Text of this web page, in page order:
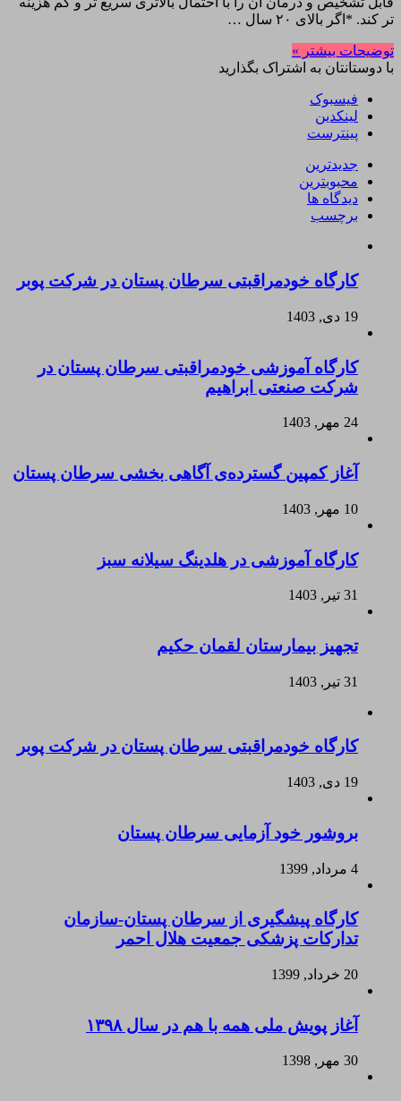
تر کند. *اگر بالای ۲۰ سال …
توضیحات بیشتر »
با دوستانتان به اشتراک بگذارید
فیسبوک
لینکدین
پینترست
جدیدترین
محبوبترین
دیدگاه ها
برچسب
کارگاه خودمراقبتی سرطان پستان در شرکت پوبر
19 دی, 1403
کارگاه آموزشی خودمراقبتی سرطان پستان در
شرکت صنعتی ابراهیم
24 مهر, 1403
آغاز کمپین گسترده‌ی آگاهی بخشی سرطان پستان
10 مهر, 1403
کارگاه آموزشی در هلدینگ سیلانه سبز
31 تیر, 1403
تجهیز بیمارستان لقمان حکیم
31 تیر, 1403
کارگاه خودمراقبتی سرطان پستان در شرکت پوبر
19 دی, 1403
بروشور خود آزمایی سرطان پستان
4 مرداد, 1399
کارگاه پیشگیری از سرطان پستان-سازمان
تدارکات پزشکی جمعیت هلال احمر
20 خرداد, 1399
آغاز پویش ملی همه با هم در سال ۱۳۹۸
30 مهر, 1398